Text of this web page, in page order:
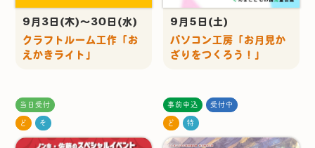
9月3日(木)～30日(水)
クラフトルーム工作「お
えかきライト」
9月5日(土)
パソコン工房「お月見か
ざりをつくろう！」
当日受付
ど そ
事前申込 受付中
ど 特